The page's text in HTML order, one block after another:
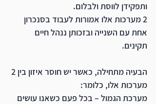
ותפקידן לווסת ולבלום.
2 מערכות אלו אמורות לעבוד בסנכרון
אחת עם השנייה ובזכותן ננהל חיים
תקינים.
מערכות אלו, כלומר:
מערכת הגמול – בכל פעם כשאנו עושים